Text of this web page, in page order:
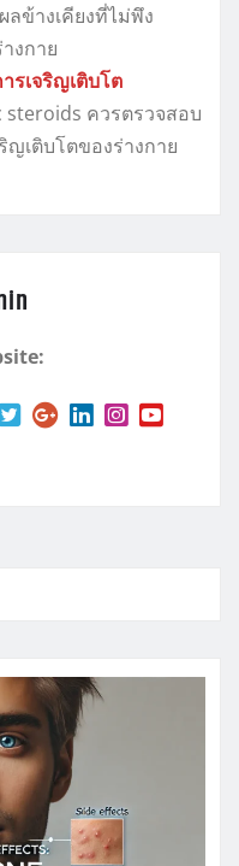
ลข้างเคียงที่ไม่พึง
งกาย
รเจริญเติบโต
ควรตรวจสอบ
เติบโตของร่างกาย